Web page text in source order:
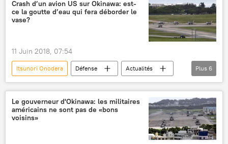
Crash d’un avion US sur Okinawa: est-
ce la goutte d’eau qui fera déborder le
vase?
11 Juin 2018, 07:54
Itsunori Onodera Défense
Actualités
International
États-Unis
Japon
Okinawa
F-15 Eagle crash d'avion
Plus 6
Le gouverneur d'Okinawa: les militaires
américains ne sont pas de «bons
voisins»